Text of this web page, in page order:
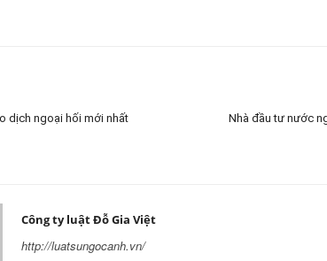
dịch ngoại hối mới nhất
Nhà đầu tư nước
Công ty luật Đỗ Gia Việt
http://luatsungocanh.vn/